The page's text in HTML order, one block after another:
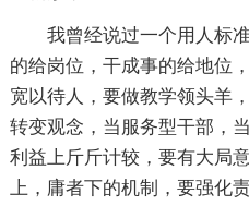
我曾经说过一个用人标准
的给岗位，干成事的给地位
宽以待人，要做教学领头羊
转变观念，当服务型干部，
利益上斤斤计较，要有大局
上，庸者下的机制，要强化